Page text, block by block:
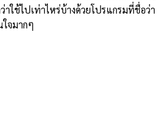
ใช้ไปเท่าไหร่บ้างด้วยโปรแกรมที่ชื่อว่า
จมากๆ